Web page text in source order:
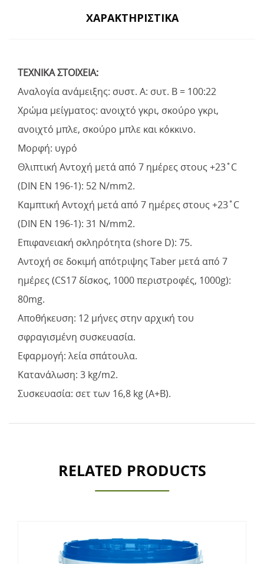
ΧΑΡΑΚΤΗΡΙΣΤΙΚΆ
ΤΕΧΝΙΚΑ ΣΤΟΙΧΕΙΑ:
Αναλογία ανάμειξης: συστ. Α: συτ. Β = 100:22
Xρώμα μείγματος: ανοιχτό γκρι, σκούρο γκρι,
ανοιχτό μπλε, σκούρο μπλε και κόκκινο.
Μορφή: υγρό
Θλιπτική Αντοχή μετά από 7 ημέρες στους +23˚C
(DIN EN 196-1): 52 N/mm2.
Καμπτική Αντοχή μετά από 7 ημέρες στους +23˚C
(DIN EN 196-1): 31 N/mm2.
Επιφανειακή σκληρότητα (shore D): 75.
Αντοχή σε δοκιμή απότριψης Taber μετά από 7
ημέρες (CS17 δίσκος, 1000 περιστροφές, 1000g):
80mg.
Αποθήκευση: 12 μήνες στην αρχική του
σφραγισμένη συσκευασία.
Εφαρμογή: λεία σπάτουλα.
Κατανάλωση: 3 kg/m2.
Συσκευασία: σετ των 16,8 kg (Α+Β).
RELATED PRODUCTS